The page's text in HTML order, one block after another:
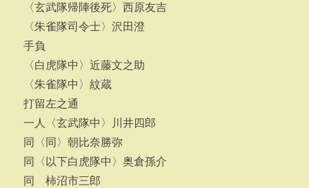
〈玄武隊帰陣後死〉西原友吉
〈朱雀隊司令士〉沢田澄
手負
〈白虎隊中〉近藤文之助
〈朱雀隊中〉紋蔵
打留左之通
一人〈玄武隊中〉川井四郎
同〈同〉朝比奈勝弥
同〈以下白虎隊中〉奥倉孫介
同 柿沼市三郎